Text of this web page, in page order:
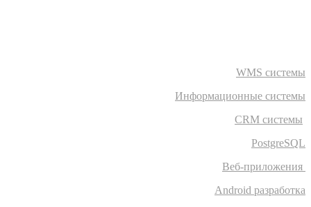
WMS системы
Информационные системы
CRM системы
PostgreSQL
Веб-приложения
Android разработка